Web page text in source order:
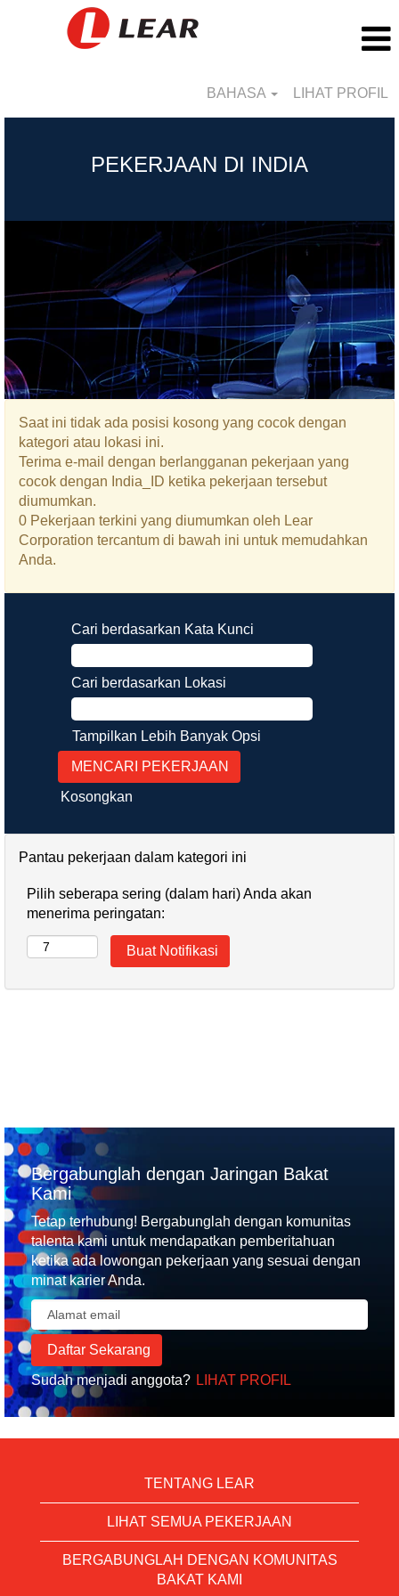
BAHASA LIHAT PROFIL
PEKERJAAN DI INDIA
Saat ini tidak ada posisi kosong yang cocok dengan
kategori atau lokasi ini.
Terima e-mail dengan berlangganan pekerjaan yang
cocok dengan India_ID ketika pekerjaan tersebut
diumumkan.
0 Pekerjaan terkini yang diumumkan oleh Lear
Corporation tercantum di bawah ini untuk memudahkan
Anda.
Cari berdasarkan Kata Kunci
Cari berdasarkan Lokasi
Tampilkan Lebih Banyak Opsi
Kosongkan
Pantau pekerjaan dalam kategori ini
Pilih seberapa sering (dalam hari) Anda akan
menerima peringatan:
Bergabunglah dengan Jaringan Bakat
Kami
Tetap terhubung! Bergabunglah dengan komunitas
talenta kami untuk mendapatkan pemberitahuan
ketika ada lowongan pekerjaan yang sesuai dengan
minat karier Anda.
Sudah menjadi anggota? LIHAT PROFIL
TENTANG LEAR
LIHAT SEMUA PEKERJAAN
BERGABUNGLAH DENGAN KOMUNITAS
BAKAT KAMI